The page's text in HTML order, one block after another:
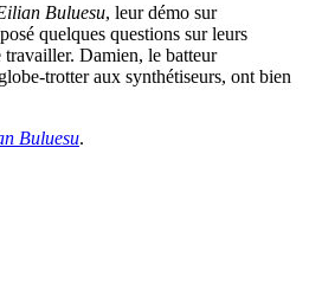
Buluesu, leur démo sur
quelques questions sur leurs
Damien, le batteur
trotter aux synthétiseurs, ont bien
Buluesu.